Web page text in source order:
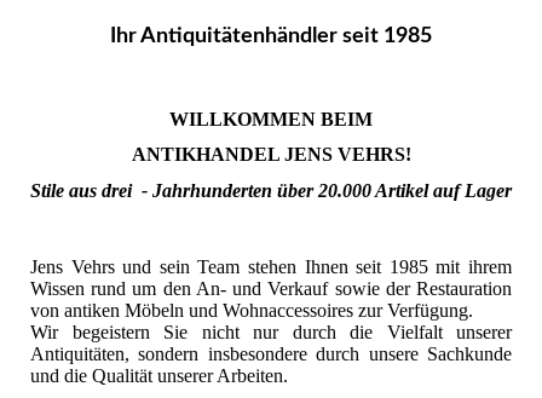
Ihr Antiquitätenhändler seit 1985
WILLKOMMEN BEIM
ANTIKHANDEL JENS VEHRS!
Stile aus drei - Jahrhunderten über 20.000 Artikel auf Lager
Jens Vehrs und sein Team stehen Ihnen seit 1985 mit ihrem
Wissen rund um den An- und Verkauf sowie der Restauration
von antiken Möbeln und Wohnaccessoires zur Verfügung.
Wir begeistern Sie nicht nur durch die Vielfalt unserer
Antiquitäten, sondern insbesondere durch unsere Sachkunde
und die Qualität unserer Arbeiten.